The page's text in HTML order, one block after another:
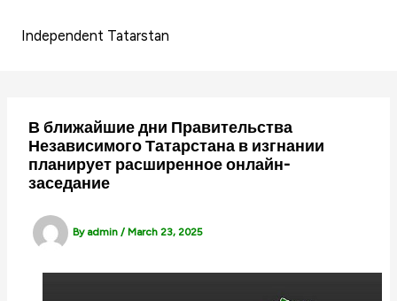
Independent Tatarstan
В ближайшие дни Правительства
Независимого Татарстана в изгнании
планирует расширенное онлайн-
заседание
By admin/ March 23, 2025